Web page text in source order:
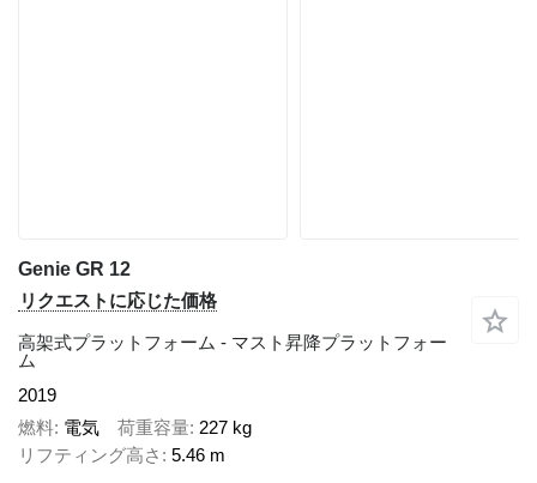
Genie GR 12
リクエストに応じた価格
高架式プラットフォーム - マスト昇降プラットフォー
ム
2019
燃料 電気 荷重容量 227 kg
リフティング高さ
5.46 m